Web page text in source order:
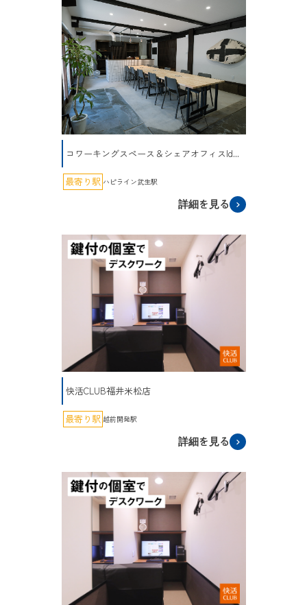
コワーキングスペース＆シェアオフィスId...
最寄り駅 ハピライン武生駅
詳細を見る
快活CLUB福井米松店
最寄り駅 越前開発駅
詳細を見る